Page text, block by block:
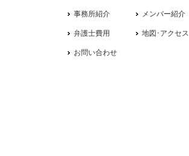
事務所紹介 メンバー紹介
弁護士費用 地図･アクセス
お問い合わせ